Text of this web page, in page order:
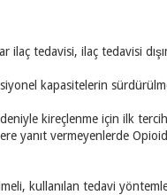
ilaç tedavisi, ilaç tedavisi
kapasitelerin
kireçlenme için ilk
yanıt vermeyenlerde
kullanılan tedavi